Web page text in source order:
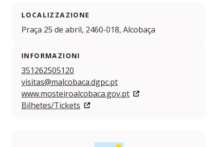
LOCALIZZAZIONE
Praça 25 de abril, 2460-018, Alcobaça
INFORMAZIONI
351262505120
visitas@malcobaca.dgpc.pt
www.mosteiroalcobaca.gov.pt
Bilhetes/Tickets